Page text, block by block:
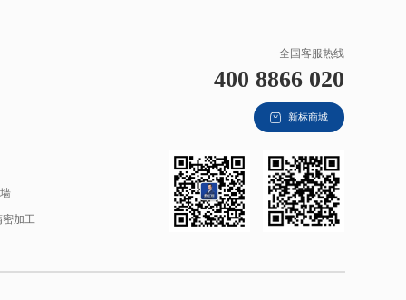
密加工
全国客服热线
400 8866 020
新标商城